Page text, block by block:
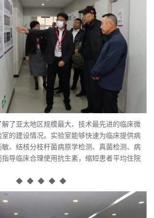
了亚太地区规模最大、技术最先进的临床微
的建设情况。实验室能够快速为临床提供病
、结核分枝杆菌病原学检测、真菌检测、病
导临床合理使用抗生素，缩短患者平均住院
◆ ◆ ◆ ◆ ◆